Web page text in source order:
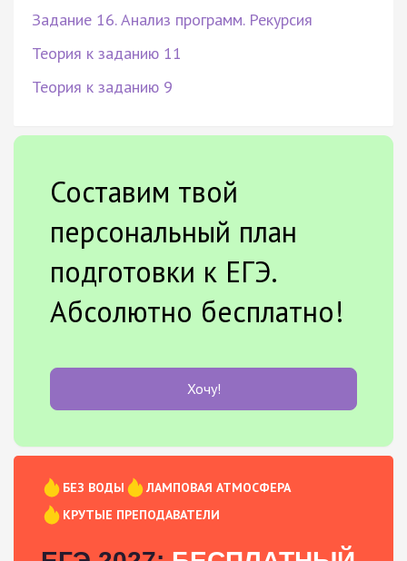
Задание 16. Анализ программ. Рекурсия
Теория к заданию 11
Теория к заданию 9
Составим твой
персональный план
подготовки к ЕГЭ.
Абсолютно бесплатно!
Хочу!
БЕЗ ВОДЫ
ЛАМПОВАЯ АТМОСФЕРА
КРУТЫЕ ПРЕПОДАВАТЕЛИ